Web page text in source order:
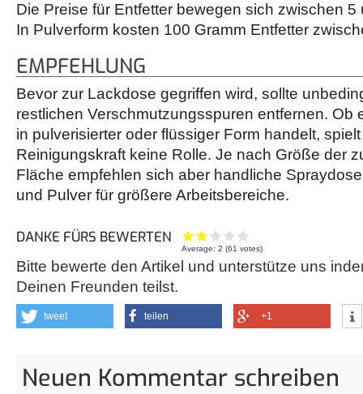
Die Preise für Entfetter bewegen sich zwischen 5
In Pulverform kosten 100 Gramm Entfetter
EMPFEHLUNG
Bevor zur Lackdose gegriffen wird, sollte
restlichen Verschmutzungsspuren entfernen. Ob
in pulverisierter oder flüssiger Form handelt,
Reinigungskraft keine Rolle. Je nach Größe der
Fläche empfehlen sich aber handliche
und Pulver für größere Arbeitsbereiche.
DANKE FÜRS BEWERTEN
Average:2 (61 votes)
Bitte bewerte den Artikel und unterstütze uns
Deinen Freunden teilst.
tweet teilen +1
Neuen Kommentar schreiben